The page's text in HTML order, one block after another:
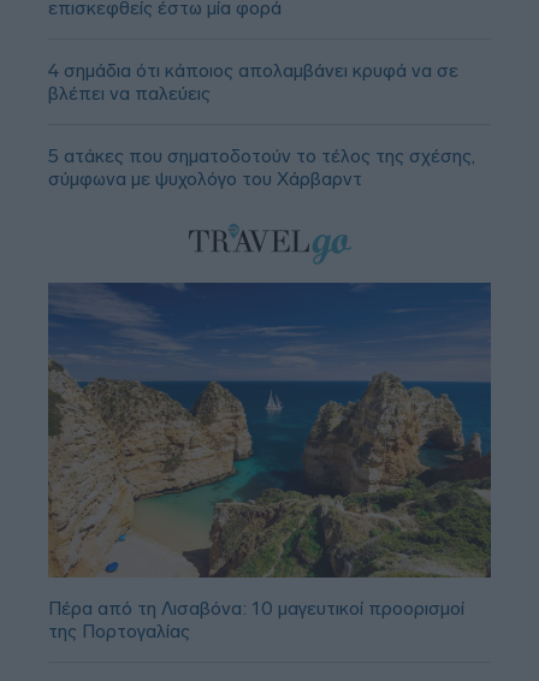
επισκεφθείς έστω μία φορά
4 σημάδια ότι κάποιος απολαμβάνει κρυφά να σε
βλέπει να παλεύεις
5 ατάκες που σηματοδοτούν το τέλος της σχέσης,
σύμφωνα με ψυχολόγο του Χάρβαρντ
Πέρα από τη Λισαβόνα: 10 μαγευτικοί προορισμοί
της Πορτογαλίας